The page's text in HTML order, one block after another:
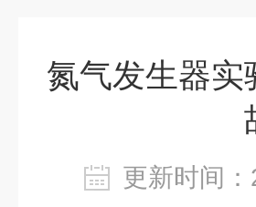
氮气发生器
更新时间